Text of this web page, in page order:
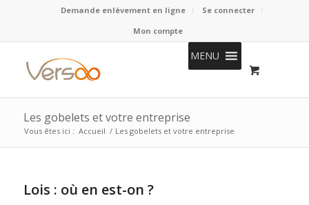
Demande enlèvement en ligne
Se connecter
Mon compte
MENU
Les gobelets et votre entreprise
Vous êtes ici : Accueil / Les gobelets et votre entreprise
Lois : où en est-on ?